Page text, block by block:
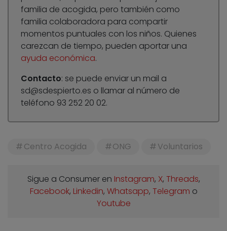
familia de acogida, pero también como
familia colaboradora para compartir
momentos puntuales con los niños. Quienes
carezcan de tiempo, pueden aportar una
ayuda económica.
Contacto: se puede enviar un mail a
sd@sdespierto.es o llamar al número de
teléfono 93 252 20 02.
Centro Acogida ONG Voluntarios
Sigue a Consumer en Instagram, X, Threads,
Facebook, Linkedin, Whatsapp, Telegram o
Youtube